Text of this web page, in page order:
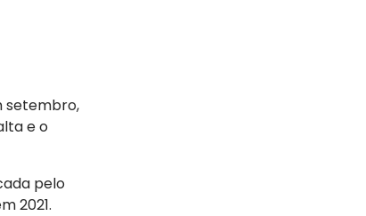
setembro,
e o
pelo
2021.